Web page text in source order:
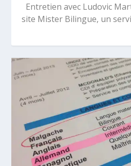
Entretien avec Ludovic
site Mister Bilingue, un